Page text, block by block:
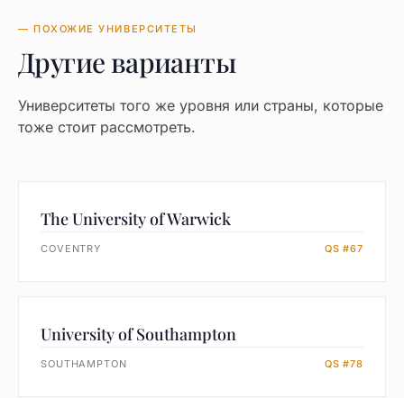
— ПОХОЖИЕ УНИВЕРСИТЕТЫ
Другие варианты
Университеты того же уровня или страны, которые
тоже стоит рассмотреть.
The University of Warwick
COVENTRY QS #67
University of Southampton
SOUTHAMPTON QS #78